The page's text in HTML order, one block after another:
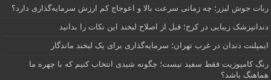
ربات جوش لیزر؛ چه زمانی سرعت بالا و اعوجاج کم ارزش سرمایه‌گذاری دارد؟
دندانپزشک زیبایی در کرج؛ قبل از اصلاح لبخند این نکات را بدانید
ایمپلنت دندان در غرب تهران؛ سرمایه‌گذاری برای یک لبخند ماندگار
رنگ کامپوزیت فقط سفید نیست؛ چگونه شیدی انتخاب کنیم که با چهره ما
هماهنگ باشد؟